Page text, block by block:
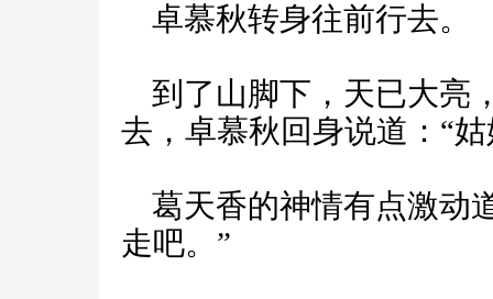
卓慕秋转身往前行去。
到了山脚下，天已大亮
去，卓慕秋回身说道：“
葛天香的神情有点激动
走吧。”